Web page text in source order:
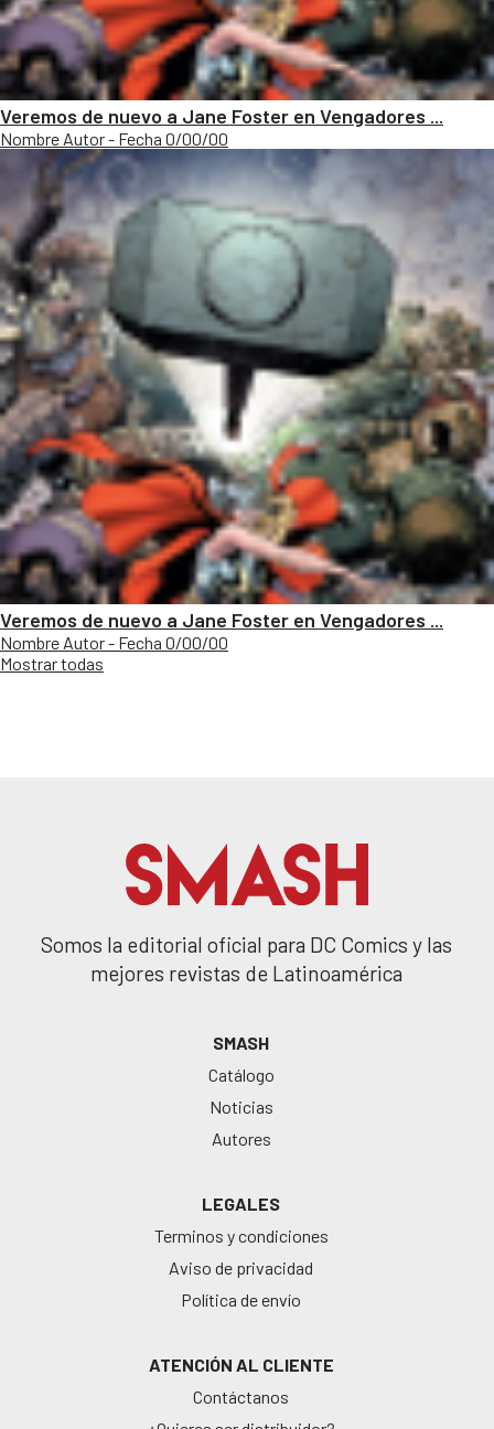
Veremos de nuevo a Jane Foster en Vengadores ...
Nombre Autor - Fecha 0/00/00
Veremos de nuevo a Jane Foster en Vengadores ...
Nombre Autor - Fecha 0/00/00
Mostrar todas
Somos la editorial oficial para DC Comics y las
mejores revistas de Latinoamérica
SMASH
Catálogo
Noticias
Autores
LEGALES
Terminos y condiciones
Aviso de privacidad
Política de envío
ATENCIÓN AL CLIENTE
Contáctanos